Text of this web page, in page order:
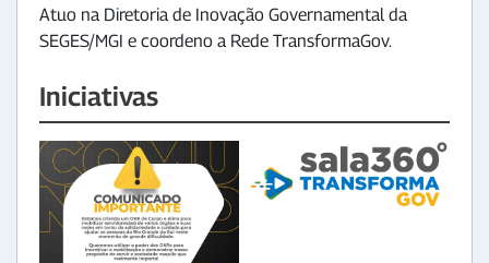
Atuo na Diretoria de Inovação Governamental da
SEGES/MGI e coordeno a Rede TransformaGov.
Iniciativas